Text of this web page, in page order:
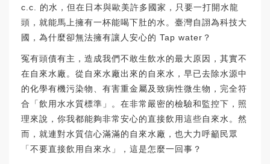
c.c. 的水，但在日本與歐美許多國家，只要一打開水龍
頭，就能馬上擁有一杯能喝下肚的水。臺灣自詡為科技大
國，為什麼卻無法擁有讓人安心的 Tap water？
冤有頭債有主，造成我們不敢生飲水的最大原因，其實不
在自來水廠。從自來水廠出來的自來水，早已去除水源中
的化學有機污染物、有害重金屬及致病性微生物，完全符
合「飲用水水質標準」。在非常嚴密的檢驗和監控下，照
理來說，你我都能夠非常安心的直接飲用這些自來水。然
而，就連對水質信心滿滿的自來水廠，也大力呼籲民眾
「不要直接飲用自來水」，這是怎麼一回事？